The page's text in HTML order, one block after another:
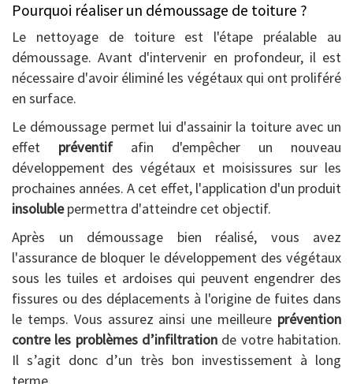
Pourquoi réaliser un démoussage de toiture ?
Le nettoyage de toiture est l'étape préalable au
démoussage. Avant d'intervenir en profondeur, il est
nécessaire d'avoir éliminé les végétaux qui ont proliféré
en surface.
Le démoussage permet lui d'assainir la toiture avec un
effet préventifafin d'empêcher un nouveau
développement des végétaux et moisissures sur les
prochaines années. A cet effet, l'application d'un produit
insolublepermettra d'atteindre cet objectif.
Après un démoussage bien réalisé, vous avez
l'assurance de bloquer le développement des végétaux
sous les tuiles et ardoises qui peuvent engendrer des
fissures ou des déplacements à l'origine de fuites dans
le temps. Vous assurez ainsi une meilleure prévention
contre les problèmes d’infiltration de votre habitation.
Il s’agit donc d’un très bon investissement à long